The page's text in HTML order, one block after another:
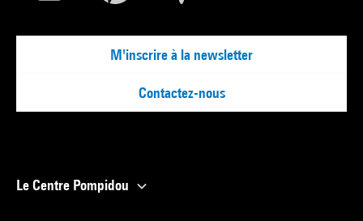
M'inscrire à la newsletter
Contactez-nous
Le Centre Pompidou